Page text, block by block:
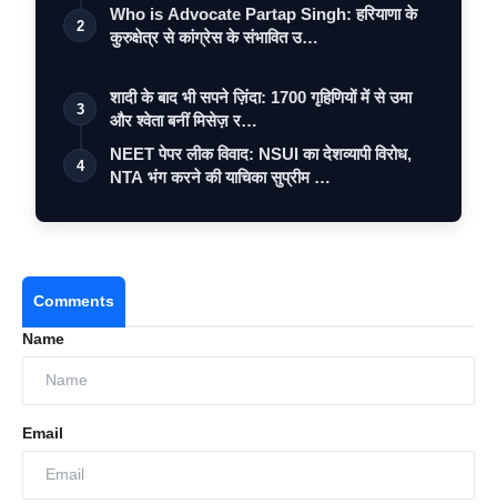
2
Who is Advocate Partap Singh: हरियाणा के
कुरुक्षेत्र से कांग्रेस के संभावित उ…
3
शादी के बाद भी सपने ज़िंदा: 1700 गृहिणियों में से उमा
और श्वेता बनीं मिसेज़ र…
4
NEET पेपर लीक विवाद: NSUI का देशव्यापी विरोध,
NTA भंग करने की याचिका सुप्रीम …
Comments
Name
Email